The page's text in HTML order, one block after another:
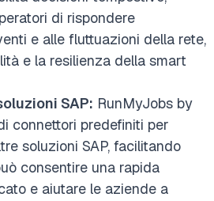
di rispondere
e alle fluttuazioni della rete,
e la resilienza della smart
SAP: RunMyJobs by
connettori predefiniti per
soluzioni SAP, facilitando
consentire una rapida
e aiutare le aziende a